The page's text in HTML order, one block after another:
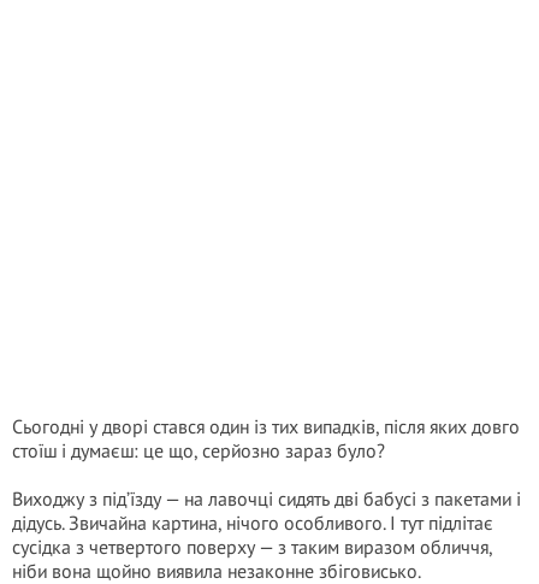
Сьогодні у дворі стався один із тих випадків, після яких довго
стоїш і думаєш: це що, серйозно зараз було?
Виходжу з під’їзду — на лавочці сидять дві бабусі з пакетами і
дідусь. Звичайна картина, нічого особливого. І тут підлітає
сусідка з четвертого поверху — з таким виразом обличчя,
ніби вона щойно виявила незаконне збіговисько.